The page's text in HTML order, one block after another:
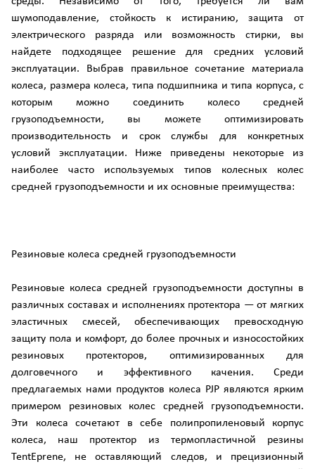
шумоподавление, стойкость к истиранию, защита от
электрического разряда или возможность стирки, вы
найдете подходящее решение для средних условий
эксплуатации. Выбрав правильное сочетание материала
колеса, размера колеса, типа подшипника и типа корпуса, с
которым можно соединить колесо средней
грузоподъемности, вы можете оптимизировать
производительность и срок службы для конкретных
условий эксплуатации. Ниже приведены некоторые из
наиболее часто используемых типов колесных колес
средней грузоподъемности и их основные преимущества:
Резиновые колеса средней грузоподъемности
Резиновые колеса средней грузоподъемности доступны в
различных составах и исполнениях протектора — от мягких
эластичных смесей, обеспечивающих превосходную
защиту пола и комфорт, до более прочных и износостойких
резиновых протекторов, оптимизированных для
долговечного и эффективного качения. Среди
предлагаемых нами продуктов колеса PJP являются ярким
примером резиновых колес средней грузоподъемности.
Эти колеса сочетают в себе полипропиленовый корпус
колеса, наш протектор из термопластичной резины
TentEprene, не оставляющий следов, и прецизионный